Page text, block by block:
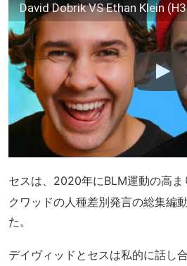
David Dobrik VS Ethan Klein
セスは、2020年にBLM運動の高ま
クワッドの人種差別発言の総集編
た。
デイヴィッドとセスは私的に話し